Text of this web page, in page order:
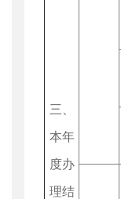
三、
本年
度办
理结